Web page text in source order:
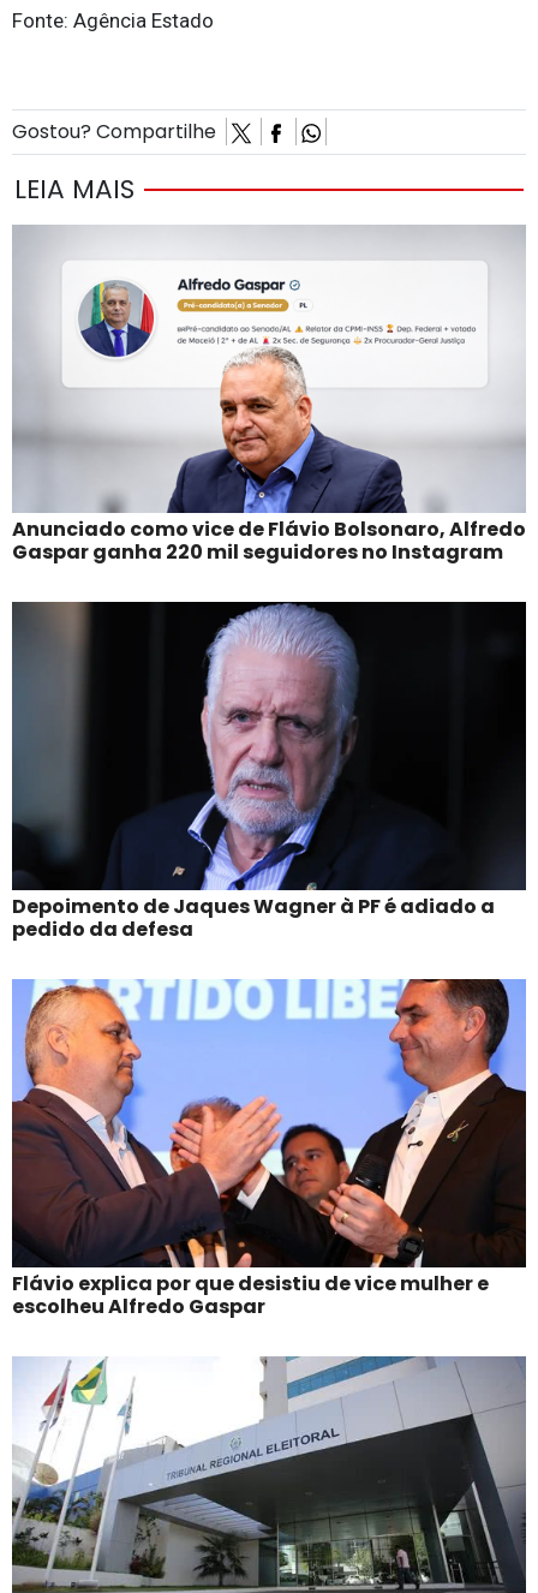
Fonte: Agência Estado
Gostou? Compartilhe
LEIA MAIS
Anunciado como vice de Flávio Bolsonaro, Alfredo
Gaspar ganha 220 mil seguidores no Instagram
Depoimento de Jaques Wagner à PF é adiado a
pedido da defesa
Flávio explica por que desistiu de vice mulher e
escolheu Alfredo Gaspar